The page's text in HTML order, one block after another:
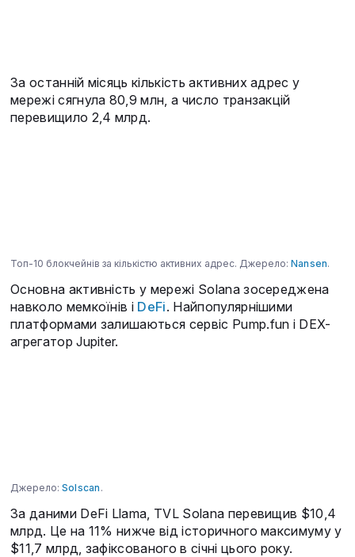
За останній місяць кількість активних адрес у
мережі сягнула 80,9 млн, а число транзакцій
перевищило 2,4 млрд.
Топ-10 блокчейнів за кількістю активних адрес. Джерело: Nansen.
Основна активність у мережі Solana зосереджена
навколо мемкоїнів і DeFi. Найпопулярнішими
платформами залишаються сервіс Pump.fun і DEX-
агрегатор Jupiter.
Джерело: Solscan .
За даними DeFi Llama, TVL Solana перевищив $10,4
млрд. Це на 11% нижче від історичного максимуму у
$11,7 млрд, зафіксованого в січні цього року.